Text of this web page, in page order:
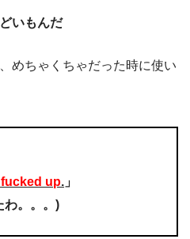
いもんだ
めちゃくちゃだった時に使い
fucked up. 」
わ。。。)